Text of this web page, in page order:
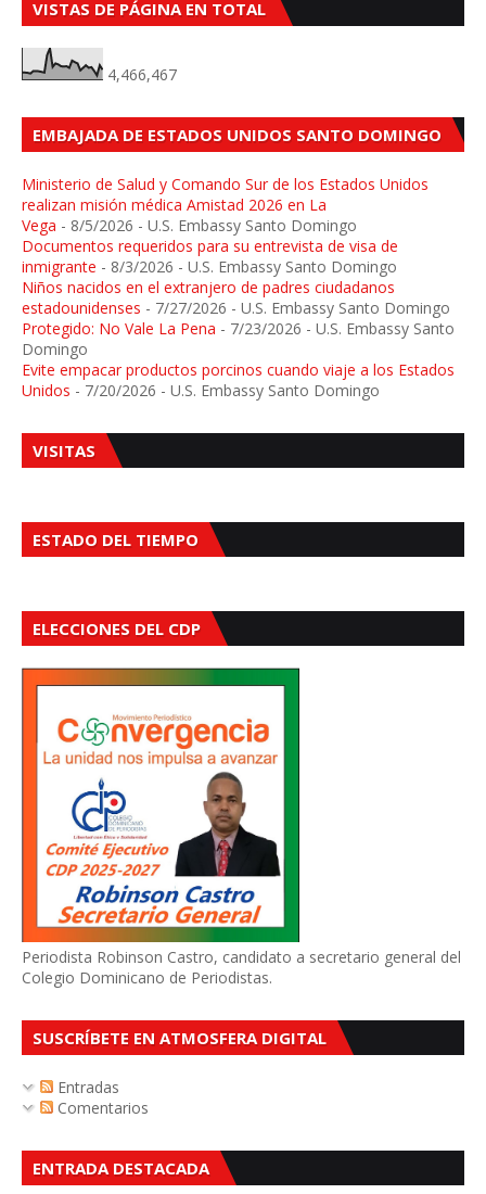
VISTAS DE PÁGINA EN TOTAL
4,466,467
EMBAJADA DE ESTADOS UNIDOS SANTO DOMINGO
Ministerio de Salud y Comando Sur de los Estados Unidos
realizan misión médica Amistad 2026 en La
Vega - 8/5/2026 - U.S. Embassy Santo Domingo
Documentos requeridos para su entrevista de visa de
inmigrante - 8/3/2026 - U.S. Embassy Santo Domingo
Niños nacidos en el extranjero de padres ciudadanos
estadounidenses - 7/27/2026 - U.S. Embassy Santo Domingo
Protegido: No Vale La Pena - 7/23/2026 - U.S. Embassy Santo
Domingo
Evite empacar productos porcinos cuando viaje a los Estados
Unidos - 7/20/2026 - U.S. Embassy Santo Domingo
VISITAS
ESTADO DEL TIEMPO
ELECCIONES DEL CDP
Periodista Robinson Castro, candidato a secretario general del
Colegio Dominicano de Periodistas.
SUSCRÍBETE EN ATMOSFERA DIGITAL
Entradas
Comentarios
ENTRADA DESTACADA